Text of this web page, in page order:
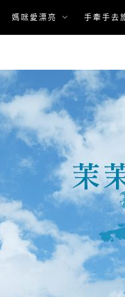
媽咪愛漂亮 手牽手去